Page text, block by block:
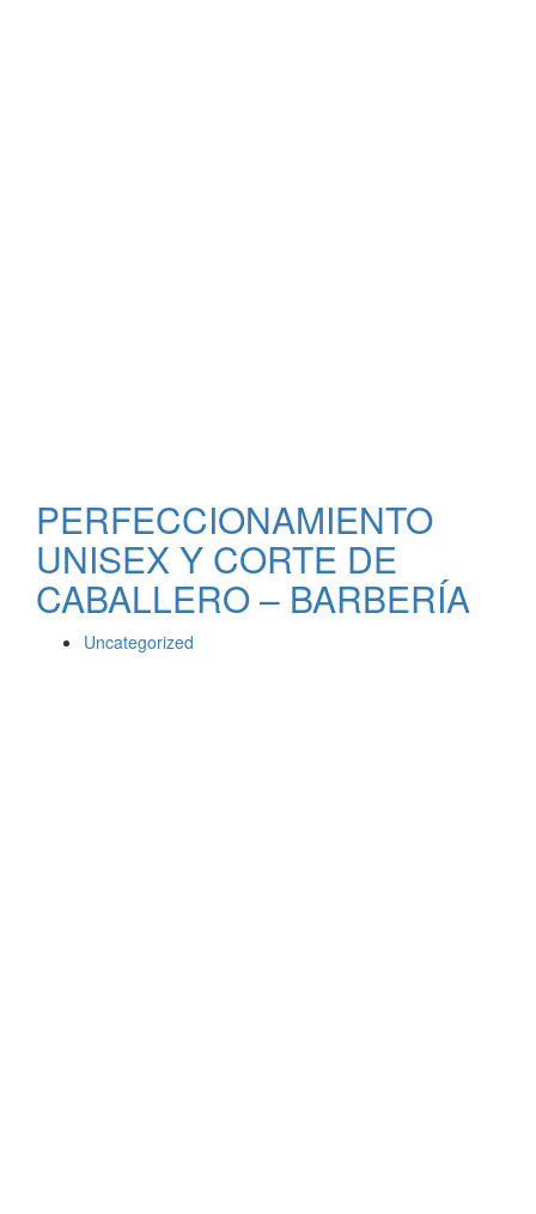
PERFECCIONAMIENTO
UNISEX Y CORTE DE
CABALLERO – BARBERÍA
Uncategorized